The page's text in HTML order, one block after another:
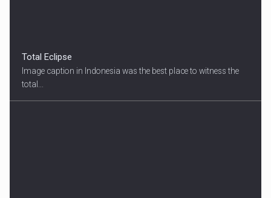
Total Eclipse
Image caption in Indonesia was the best place to witness the
total...